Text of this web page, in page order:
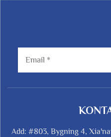
Add: #803, Bygning 4,